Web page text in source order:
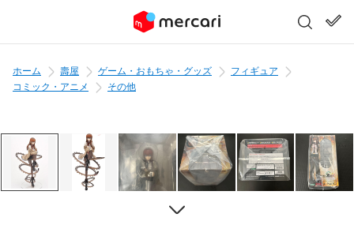
ホーム 壽屋 ゲーム・おもちゃ・グッズ
フィギュア
コミック・アニメ
その他